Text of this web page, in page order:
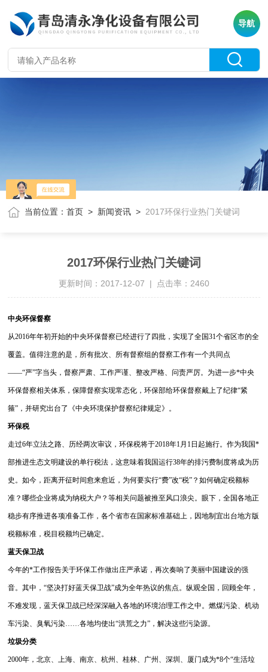
导航
当前位置：首页 > 新闻资讯 > 2017环保行业热门关键词
2017环保行业热门关键词
更新时间：2017-12-07 | 点击率：2460
中央环保督察
从2016年年初开始的中央环保督察已经进行了四批，实现了全国31个省区市的全
覆盖。值得注意的是，所有批次、所有督察组的督察工作有一个共同点
——“严”字当头，督察严肃、工作严谨、整改严格、问责严厉。 为进一步*中央
环保督察相关体系，保障督察实现常态化，环保部给环保督察戴上了纪律“紧
箍”，并研究出台了《中央环境保护督察纪律规定》。
环保税
走过6年立法之路、历经两次审议，环保税将于2018年1月1日起施行。作为我国*
部推进生态文明建设的单行税法，这意味着我国运行38年的排污费制度将成为历
史。如今，距离开征时间愈来愈近，为何要实行“费”改“税”？如何确定税额标
准？哪些企业将成为纳税大户？等相关问题被推至风口浪尖。眼下，全国各地正
稳步有序推进各项准备工作，各个省市在国家标准基础上，因地制宜出台地方版
税额标准，税目税额均已确定。
蓝天保卫战
今年的*工作报告关于环保工作做出庄严承诺，再次奏响了美丽中国建设的强
音。其中，“坚决打好蓝天保卫战”成为全年热议的焦点。纵观全国，回顾全年，
不难发现，蓝天保卫战已经深深融入各地的环境治理工作之中。燃煤污染、机动
车污染、臭氧污染……各地均使出“洪荒之力”，解决这些污染源。
垃圾分类
2000年，北京、上海、南京、杭州、桂林、广州、深圳、厦门成为*8个“生活垃